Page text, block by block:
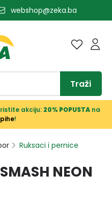
webshop@zeka.ba
Traži
akciju: 20% POPUSTAna
!
Ruksaci i pernice
NEON